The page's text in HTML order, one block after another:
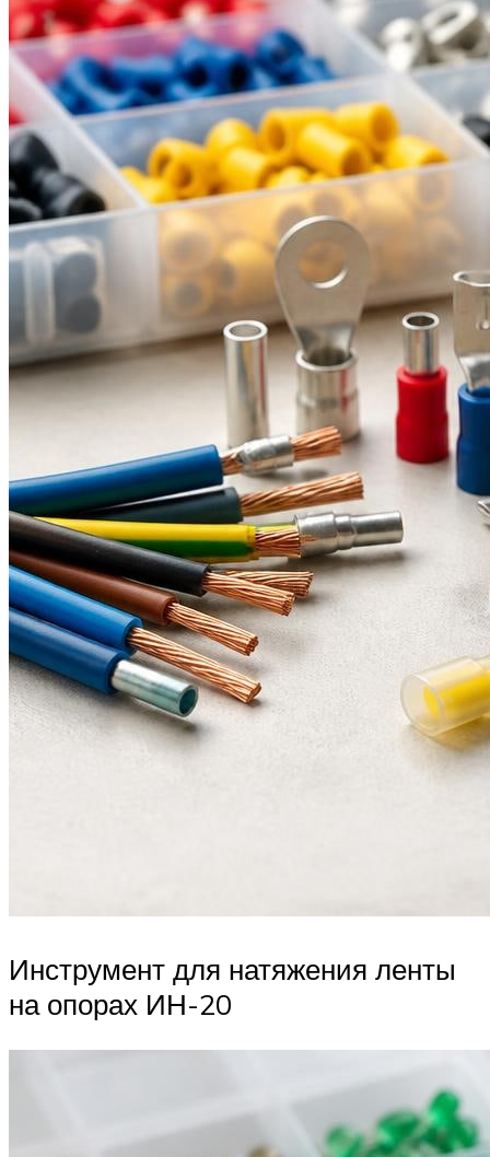
Инструмент для натяжения ленты
на опорах ИН-20